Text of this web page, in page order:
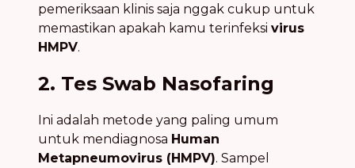
pemeriksaan klinis saja nggak cukup untuk
memastikan apakah kamu terinfeksi virus
HMPV.
2. Tes Swab Nasofaring
Ini adalah metode yang paling umum
untuk mendiagnosa Human
Metapneumovirus (HMPV). Sampel